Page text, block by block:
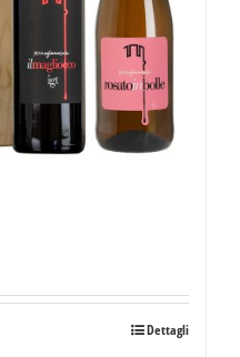
Dettagli